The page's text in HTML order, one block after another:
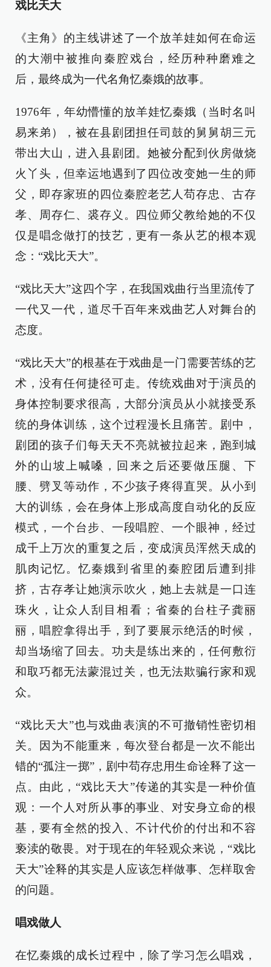
戏比天大
《主角》的主线讲述了一个放羊娃如何在命运
的大潮中被推向秦腔戏台，经历种种磨难之
后，最终成为一代名角忆秦娥的故事。
1976年，年幼懵懂的放羊娃忆秦娥（当时名叫
易来弟），被在县剧团担任司鼓的舅舅胡三元
带出大山，进入县剧团。她被分配到伙房做烧
火丫头，但幸运地遇到了四位改变她一生的师
父，即存家班的四位秦腔老艺人苟存忠、古存
孝、周存仁、裘存义。四位师父教给她的不仅
仅是唱念做打的技艺，更有一条从艺的根本观
念：“戏比天大”。
“戏比天大”这四个字，在我国戏曲行当里流传了
一代又一代，道尽千百年来戏曲艺人对舞台的
态度。
“戏比天大”的根基在于戏曲是一门需要苦练的艺
术，没有任何捷径可走。传统戏曲对于演员的
身体控制要求很高，大部分演员从小就接受系
统的身体训练，这个过程漫长且痛苦。剧中，
剧团的孩子们每天天不亮就被拉起来，跑到城
外的山坡上喊嗓，回来之后还要做压腿、下
腰、劈叉等动作，不少孩子疼得直哭。从小到
大的训练，会在身体上形成高度自动化的反应
模式，一个台步、一段唱腔、一个眼神，经过
成千上万次的重复之后，变成演员浑然天成的
肌肉记忆。忆秦娥到省里的秦腔团后遭到排
挤，古存孝让她演示吹火，她上去就是一口连
珠火，让众人刮目相看；省秦的台柱子龚丽
丽，唱腔拿得出手，到了要展示绝活的时候，
却当场缩了回去。功夫是练出来的，任何敷衍
和取巧都无法蒙混过关，也无法欺骗行家和观
众。
“戏比天大”也与戏曲表演的不可撤销性密切相
关。因为不能重来，每次登台都是一次不能出
错的“孤注一掷”，剧中苟存忠用生命诠释了这一
点。由此，“戏比天大”传递的其实是一种价值
观：一个人对所从事的事业、对安身立命的根
基，要有全然的投入、不计代价的付出和不容
亵渎的敬畏。对于现在的年轻观众来说，“戏比
天大”诠释的其实是人应该怎样做事、怎样取舍
的问题。
唱戏做人
在忆秦娥的成长过程中，除了学习怎么唱戏，